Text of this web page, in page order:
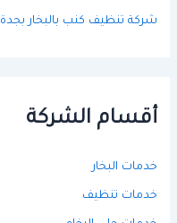
شركة تنظيف كنب بالبخار بجدة
أقسام الشركة
خدمات البخار
خدمات تنظيف